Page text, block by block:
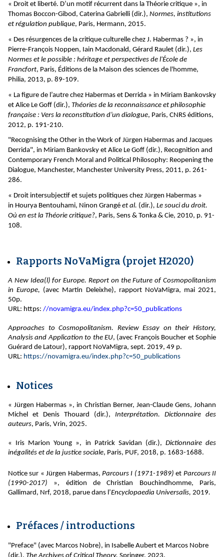
« Droit et liberté. D’un motif récurrent dans la Théorie critique », in
Thomas Boccon-Gibod, Caterina Gabrielli (dir.), Normes, institutions
et régulation publique, Paris, Hermann, 2015.
« Des résurgences de la critique culturelle chez J. Habermas ? », in
Pierre-François Noppen, Iain Macdonald, Gérard Raulet (dir.), Les
Normes et le possible : héritage et perspectives de l'École de
Francfort, Paris, Éditions de la Maison des sciences de l'homme,
Philia, 2013, p. 89-109.
« La figure de l’autre chez Habermas et Derrida » in Miriam Bankovsky
et Alice Le Goff (dir.), Théories de la reconnaissance et philosophie
française : Vers la reconstitution d’un dialogue, Paris, CNRS éditions,
2012, p. 191-210.
"Recognising the Other in the Work of Jürgen Habermas and Jacques
Derrida", in Miriam Bankovsky et Alice Le Goff (dir.), Recognition and
Contemporary French Moral and Political Philosophy: Reopening the
Dialogue, Manchester, Manchester University Press, 2011, p. 261-
286.
« Droit intersubjectif et sujets politiques chez Jürgen Habermas »
in Hourya Bentouhami, Ninon Grangé et al. (dir.), Le souci du droit.
Où en est la Théorie critique?, Paris, Sens & Tonka & Cie, 2010, p. 91-
108.
Rapports NoVaMigra (projet H2020)
A New Idea(l) for Europe. Report on the Future of Cosmopolitanism
in Europe, (avec Martin Deleixhe), rapport NoVaMigra, mai 2021,
50p.
URL: https: //novamigra.eu/index.php?c=50_publications
Approaches to Cosmopolitanism. Review Essay on their History,
Analysis and Application to the EU, (avec François Boucher et Sophie
Guérard de Latour), rapport NoVaMigra, sept. 2019, 49 p.
URL: https://novamigra.eu/index.php?c=50_publications
Notices
« Jürgen Habermas », in Christian Berner, Jean-Claude Gens, Johann
Michel et Denis Thouard (dir.), Interprétation. Dictionnaire des
auteurs, Paris, Vrin, 2025.
« Iris Marion Young », in Patrick Savidan (dir.), Dictionnaire des
inégalités et de la justice sociale, Paris, PUF, 2018, p. 1683-1688.
Notice sur « Jürgen Habermas, Parcours I (1971-1989)et Parcours II
(1990-2017) »,
édition de Christian Bouchindhomme, Paris,
Gallimard, Nrf, 2018, parue dans l’Encyclopaedia Universalis, 2019.
Préfaces / introductions
"Preface" (avec Marcos Nobre), in Isabelle Aubert et Marcos Nobre